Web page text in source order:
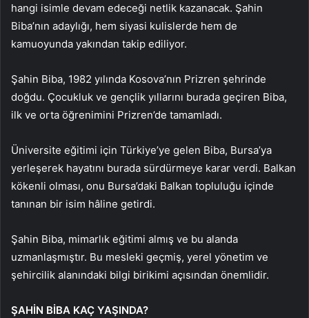
hangi isimle devam edeceği netlik kazanacak. Şahin
Biba’nın adaylığı, hem siyasi kulislerde hem de
kamuoyunda yakından takip ediliyor.
Şahin Biba, 1982 yılında Kosova’nın Prizren şehrinde
doğdu. Çocukluk ve gençlik yıllarını burada geçiren Biba,
ilk ve orta öğrenimini Prizren’de tamamladı.
Üniversite eğitimi için Türkiye’ye gelen Biba, Bursa’ya
yerleşerek hayatını burada sürdürmeye karar verdi. Balkan
kökenli olması, onu Bursa’daki Balkan topluluğu içinde
tanınan bir isim hâline getirdi.
Şahin Biba, mimarlık eğitimi almış ve bu alanda
uzmanlaşmıştır. Bu mesleki geçmiş, yerel yönetim ve
şehircilik alanındaki bilgi birikimi açısından önemlidir.
ŞAHİN BİBA KAÇ YAŞINDA?